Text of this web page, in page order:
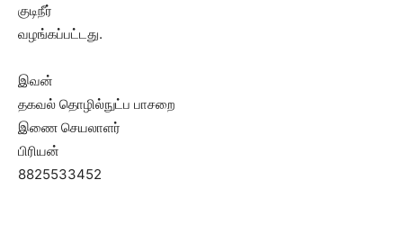
குடிநீர்
வழங்கப்பட்டது.
இவன்
தகவல் தொழில்நுட்ப பாசறை
இணை செயலாளர்
பிரியன்
8825533452